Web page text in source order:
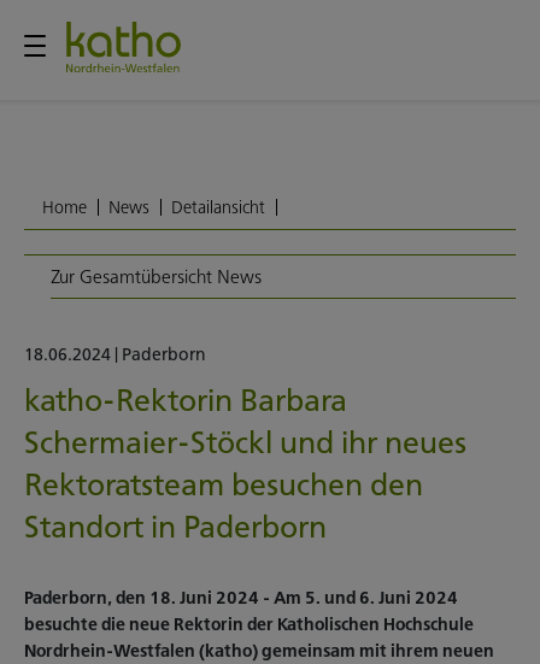
Home News Detailansicht
Zur Gesamtübersicht News
18.06.2024 Paderborn
katho-Rektorin Barbara
Schermaier-Stöckl und ihr neues
Rektoratsteam besuchen den
Standort in Paderborn
Paderborn, den 18. Juni 2024 - Am 5. und 6. Juni 2024
besuchte die neue Rektorin der Katholischen Hochschule
Nordrhein-Westfalen (katho) gemeinsam mit ihrem neuen